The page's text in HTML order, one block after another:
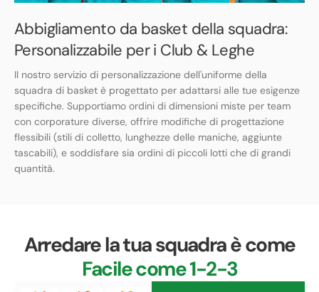
Abbigliamento da basket della squadra:
Personalizzabile per i Club & Leghe
Il nostro servizio di personalizzazione dell'uniforme della
squadra di basket è progettato per adattarsi alle tue esigenze
specifiche. Supportiamo ordini di dimensioni miste per team
con corporature diverse, offrire modifiche di progettazione
flessibili (stili di colletto, lunghezze delle maniche, aggiunte
tascabili), e soddisfare sia ordini di piccoli lotti che di grandi
quantità.
Arredare la tua squadra è come
Facile come 1-2-3